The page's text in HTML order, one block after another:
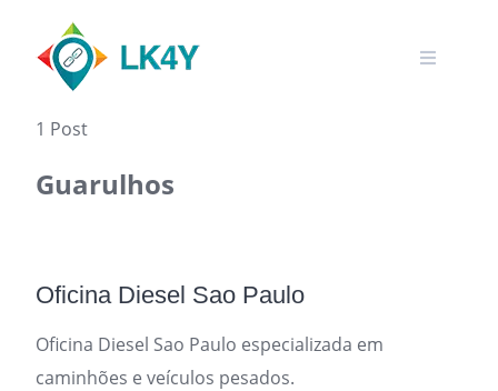
content
1 Post
Guarulhos
Oficina Diesel Sao Paulo
Oficina Diesel Sao Paulo especializada em
caminhões e veículos pesados.